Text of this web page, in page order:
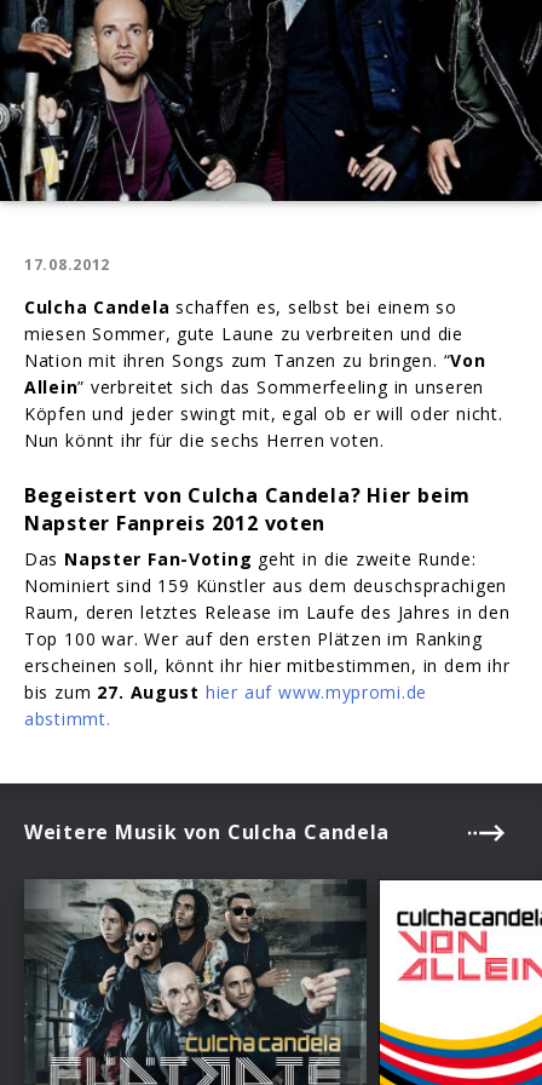
17.08.2012
Culcha Candelaschaffen es, selbst bei einem so
miesen Sommer, gute Laune zu verbreiten und die
Nation mit ihren Songs zum Tanzen zu bringen. “Von
Allein” verbreitet sich das Sommerfeeling in unseren
Köpfen und jeder swingt mit, egal ob er will oder nicht.
Nun könnt ihr für die sechs Herren voten.
Begeistert von Culcha Candela? Hier beim
Napster Fanpreis 2012 voten
Das Napster Fan-Voting geht in die zweite Runde:
Nominiert sind 159 Künstler aus dem deuschsprachigen
Raum, deren letztes Release im Laufe des Jahres in den
Top 100 war. Wer auf den ersten Plätzen im Ranking
erscheinen soll, könnt ihr hier mitbestimmen, in dem ihr
bis zum 27. August hier auf www.mypromi.de
abstimmt.
Weitere Musik von Culcha Candela